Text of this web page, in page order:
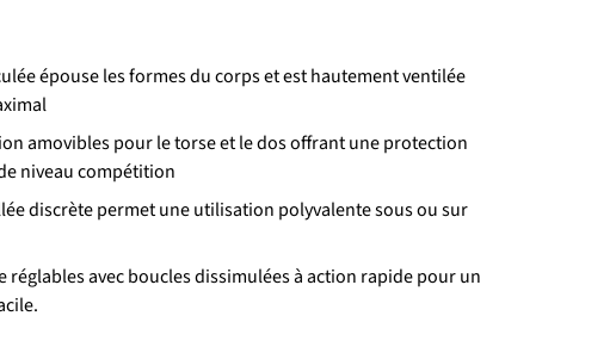
épouse les formes du corps et est hautement ventilée
amovibles pour le torse et le dos offrant une protection
niveau compétition
discrète permet une utilisation polyvalente sous ou sur
réglables avec boucles dissimulées à action rapide pour un